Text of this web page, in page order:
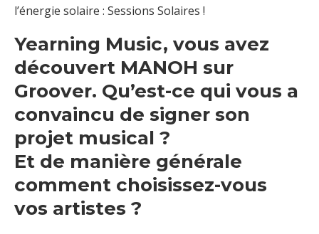
l’énergie solaire : Sessions Solaires !
Yearning Music, vous avez
découvert MANOH sur
Groover. Qu’est-ce qui vous a
convaincu de signer son
projet musical ?
Et de manière générale
comment choisissez-vous
vos artistes ?